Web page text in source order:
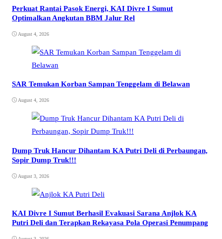
Perkuat Rantai Pasok Energi, KAI Divre I Sumut
Optimalkan Angkutan BBM Jalur Rel
August 4, 2026
SAR Temukan Korban Sampan Tenggelam di Belawan
August 4, 2026
Dump Truk Hancur Dihantam KA Putri Deli di Perbaungan,
Sopir Dump Truk!!!
August 3, 2026
KAI Divre I Sumut Berhasil Evakuasi Sarana Anjlok KA
Putri Deli dan Terapkan Rekayasa Pola Operasi Penumpang